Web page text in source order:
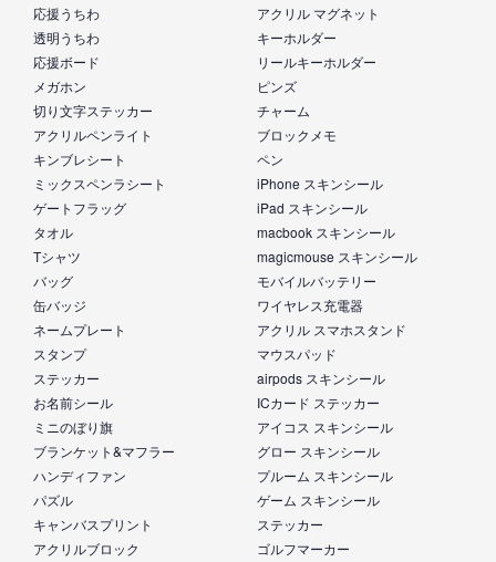
応援うちわ
透明うちわ
応援ボード
メガホン
切り文字ステッカー
アクリルペンライト
キンブレシート
ミックスペンラシート
ゲートフラッグ
タオル
Tシャツ
バッグ
缶バッジ
ネームプレート
スタンプ
ステッカー
お名前シール
ミニのぼり旗
ブランケット&マフラー
ハンディファン
パズル
キャンバスプリント
アクリルブロック
アクリル マグネット
キーホルダー
リールキーホルダー
ピンズ
チャーム
ブロックメモ
ペン
iPhone スキンシール
iPad スキンシール
macbook スキンシール
magicmouse スキンシール
モバイルバッテリー
ワイヤレス充電器
アクリル スマホスタンド
マウスパッド
airpods スキンシール
ICカード ステッカー
アイコス スキンシール
グロー スキンシール
プルーム スキンシール
ゲーム スキンシール
ステッカー
ゴルフマーカー